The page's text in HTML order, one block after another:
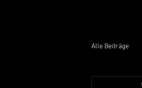
Alle Beiträge